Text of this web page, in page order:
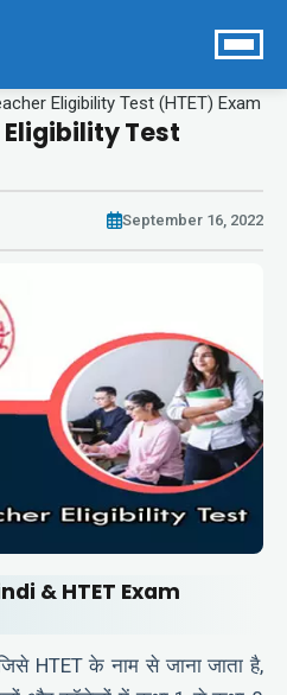
Eligibility Test (HTET) Exam
Test
September 16, 2022
& HTET Exam
जिसे HTET के नाम से जाना जाता है,